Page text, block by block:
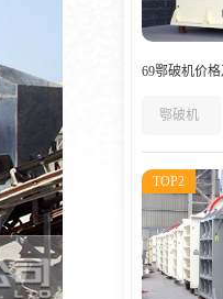
69鄂破机价
鄂破机
TOP2